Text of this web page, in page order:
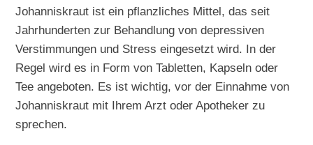
Johanniskraut ist ein pflanzliches Mittel, das seit
Jahrhunderten zur Behandlung von depressiven
Verstimmungen und Stress eingesetzt wird. In der
Regel wird es in Form von Tabletten, Kapseln oder
Tee angeboten. Es ist wichtig, vor der Einnahme von
Johanniskraut mit Ihrem Arzt oder Apotheker zu
sprechen.